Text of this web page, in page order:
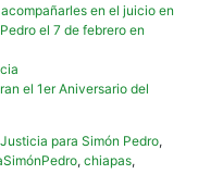
en el juicio en
el 7 de febrero en
el 1er Aniversario del
Justicia para Simón Pedro,
, chiapas,